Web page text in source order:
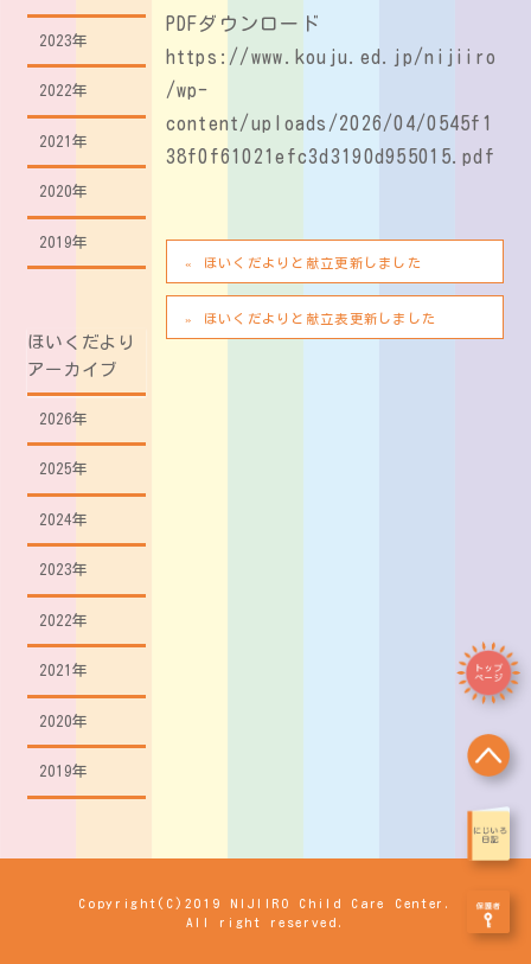
PDFダウンロード
https://www.kouju.ed.jp/nijiiro
/wp-
content/uploads/2026/04/0545f1
38f0f61021efc3d3190d955015.pdf
ほいくだよりと献立更新しました
ほいくだよりと献立表更新しました
2023年
2022年
2021年
2020年
2019年
ほいくだより
アーカイブ
2026年
2025年
2024年
2023年
2022年
2021年
2020年
2019年
Copyright(C)2019 NIJIIRO Child Care Center.
All right reserved.